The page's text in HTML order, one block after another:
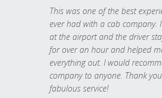
This was one of the best
ever had with a cab company.
at the airport and the driver
for over an hour and helped
everything out. I would
company to anyone. Thank
fabulous service!